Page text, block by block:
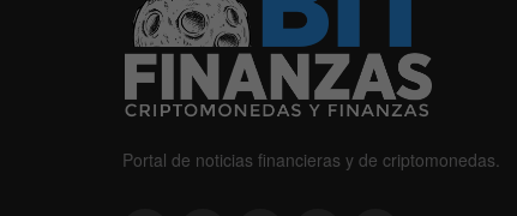
Portal de noticias financieras y de criptomonedas.